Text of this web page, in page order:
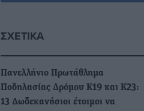
ΣΧΕΤΙΚΆ
Πανελλήνιο Πρωτάθλημα
Ποδηλασίας Δρόμου Κ19 και Κ23:
13 Δωδεκανήσιοι έτοιμοι να